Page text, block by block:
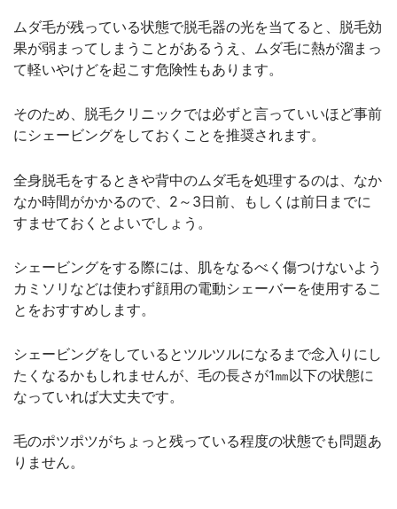
ムダ毛が残っている状態で脱毛器の光を当てると、脱毛効
果が弱まってしまうことがあるうえ、ムダ毛に熱が溜まっ
て軽いやけどを起こす危険性もあります。
そのため、脱毛クリニックでは必ずと言っていいほど事前
にシェービングをしておくことを推奨されます。
全身脱毛をするときや背中のムダ毛を処理するのは、なか
なか時間がかかるので、2～3日前、もしくは前日までに
すませておくとよいでしょう。
シェービングをする際には、肌をなるべく傷つけないよう
カミソリなどは使わず顔用の電動シェーバーを使用するこ
とをおすすめします。
シェービングをしているとツルツルになるまで念入りにし
たくなるかもしれませんが、毛の長さが1㎜以下の状態に
なっていれば大丈夫です。
毛のポツポツがちょっと残っている程度の状態でも問題あ
りません。